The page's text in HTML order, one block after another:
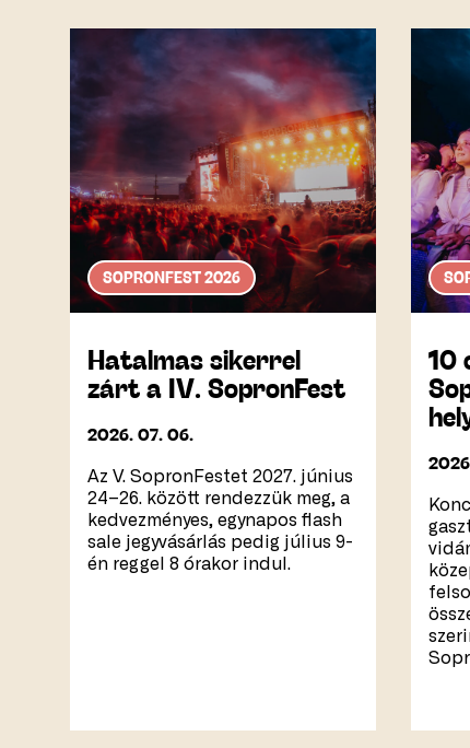
SOPRONFEST 2026
Hatalmas sikerrel
zárt a IV. SopronFest
2026. 07. 06.
Az V. SopronFestet 2027. június
24–26. között rendezzük meg, a
kedvezményes, egynapos flash
sale jegyvásárlás pedig július 9-
én reggel 8 órakor indul.
10